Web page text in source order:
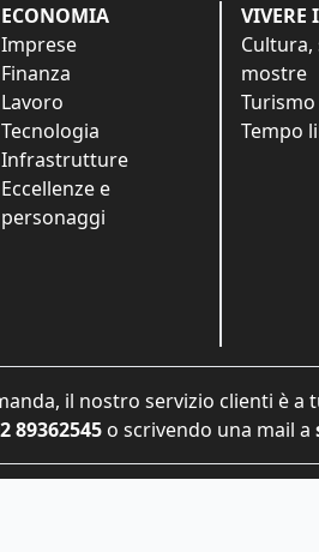
ECONOMIA
Imprese
Finanza
Lavoro
Tecnologia
Infrastrutture
Eccellenze e
personaggi
VIVERE
mostre
Tempo
il nostro servizio clienti è a
89362545 o scrivendo una mail a